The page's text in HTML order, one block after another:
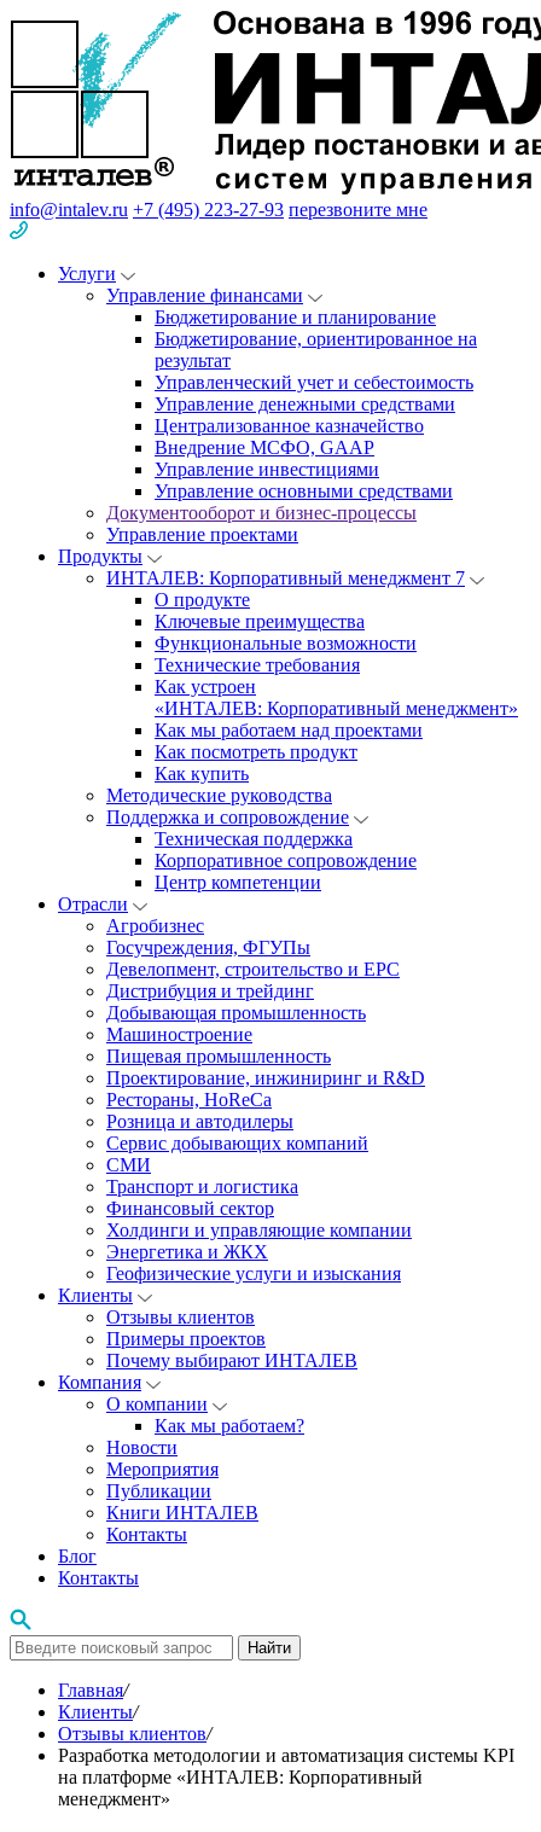
info@intalev.ru +7 (495) 223-27-93 перезвоните мне
Услуги
Управление финансами
Бюджетирование и планирование
Бюджетирование, ориентированное на
результат
Управленческий учет и себестоимость
Управление денежными средствами
Централизованное казначейство
Внедрение МСФО, GAAP
Управление инвестициями
Управление основными средствами
Документооборот и бизнес-процессы
Управление проектами
Продукты
ИНТАЛЕВ: Корпоративный менеджмент 7
О продукте
Ключевые преимущества
Функциональные возможности
Технические требования
Как устроен
«ИНТАЛЕВ: Корпоративный менеджмент»
Как мы работаем над проектами
Как посмотреть продукт
Как купить
Методические руководства
Поддержка и сопровождение
Техническая поддержка
Корпоративное сопровождение
Центр компетенции
Отрасли
Агробизнес
Госучреждения, ФГУПы
Девелопмент, строительство и EPC
Дистрибуция и трейдинг
Добывающая промышленность
Машиностроение
Пищевая промышленность
Проектирование, инжиниринг и R&D
Рестораны, HoReCa
Розница и автодилеры
Сервис добывающих компаний
СМИ
Транспорт и логистика
Финансовый сектор
Холдинги и управляющие компании
Энергетика и ЖКХ
Геофизические услуги и изыскания
Клиенты
Отзывы клиентов
Примеры проектов
Почему выбирают ИНТАЛЕВ
Компания
О компании
Как мы работаем?
Новости
Мероприятия
Публикации
Книги ИНТАЛЕВ
Контакты
Блог
Контакты
Найти
Главная/
Клиенты/
Отзывы клиентов/
Разработка методологии и автоматизация системы KPI
на платформе «ИНТАЛЕВ: Корпоративный
менеджмент»